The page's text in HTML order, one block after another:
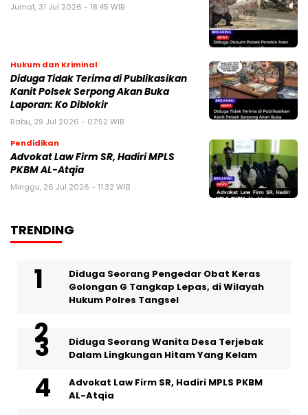
Jumat, 31 Jul 2026 - 18:45 WIB
Hukum dan Kriminal
Diduga Tidak Terima di Publikasikan
Kanit Polsek Serpong Akan Buka
Laporan: Ko Diblokir
Rabu, 29 Jul 2026 - 07:52 WIB
Pendidikan
Advokat Law Firm SR, Hadiri MPLS
PKBM AL-Atqia
Minggu, 26 Jul 2026 - 11:32 WIB
TRENDING
‎Diduga Seorang Pengedar Obat Keras
Golongan G Tangkap Lepas, di Wilayah
Hukum Polres Tangsel
‎Diduga Seorang Wanita Desa Terjebak
Dalam Lingkungan Hitam Yang Kelam
Advokat Law Firm SR, Hadiri MPLS PKBM
AL-Atqia